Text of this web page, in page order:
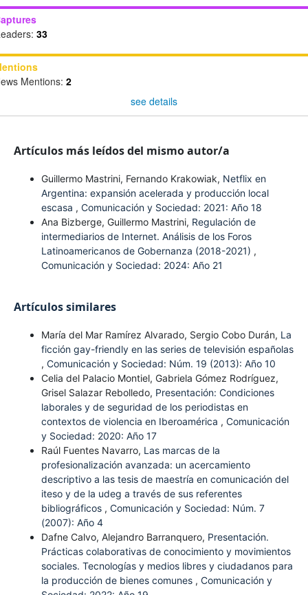
33
Mentions: 2
see details
Artículos más leídos del mismo autor/a
Guillermo Mastrini, Fernando Krakowiak, Netflix en
Argentina: expansión acelerada y producción local
escasa , Comunicación y Sociedad: 2021: Año 18
Ana Bizberge, Guillermo Mastrini, Regulación de
intermediarios de Internet. Análisis de los Foros
Latinoamericanos de Gobernanza (2018-2021) ,
Comunicación y Sociedad: 2024: Año 21
Artículos similares
María del Mar Ramírez Alvarado, Sergio Cobo Durán, La
ficción gay-friendly en las series de televisión españolas
, Comunicación y Sociedad: Núm. 19 (2013): Año 10
Celia del Palacio Montiel, Gabriela Gómez Rodríguez,
Grisel Salazar Rebolledo, Presentación: Condiciones
laborales y de seguridad de los periodistas en
contextos de violencia en Iberoamérica , Comunicación
y Sociedad: 2020: Año 17
Raúl Fuentes Navarro, Las marcas de la
profesionalización avanzada: un acercamiento
descriptivo a las tesis de maestría en comunicación del
iteso y de la udeg a través de sus referentes
bibliográficos , Comunicación y Sociedad: Núm. 7
(2007): Año 4
Dafne Calvo, Alejandro Barranquero, Presentación.
Prácticas colaborativas de conocimiento y movimientos
sociales. Tecnologías y medios libres y ciudadanos para
la producción de bienes comunes , Comunicación y